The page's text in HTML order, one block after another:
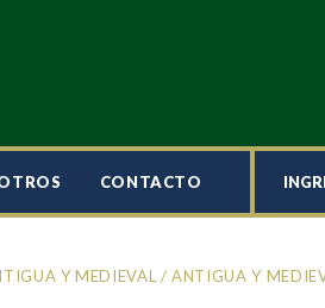
CONTACTO
Y MEDIEVAL / ANTIGUA Y